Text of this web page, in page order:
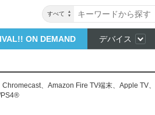
すべて
ON DEMAND デバイス
Chromecast、 Amazon Fire TV端末、 Apple TV、